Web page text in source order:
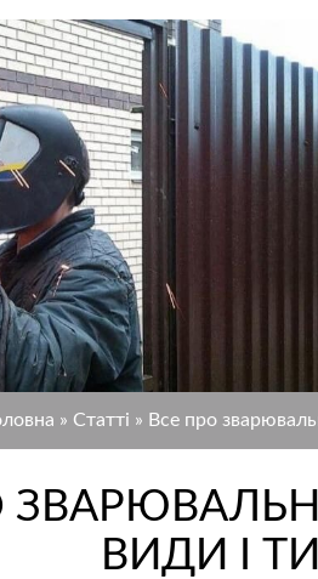
» Статті » Все про
ВИДИ І